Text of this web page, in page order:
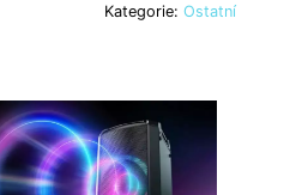
Kategorie: Ostatní